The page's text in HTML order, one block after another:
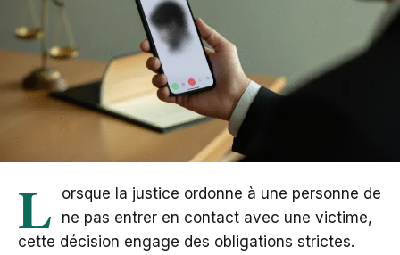
L
orsque la justice ordonne à une personne de
ne pas entrer en contact avec une victime,
cette décision engage des obligations strictes.